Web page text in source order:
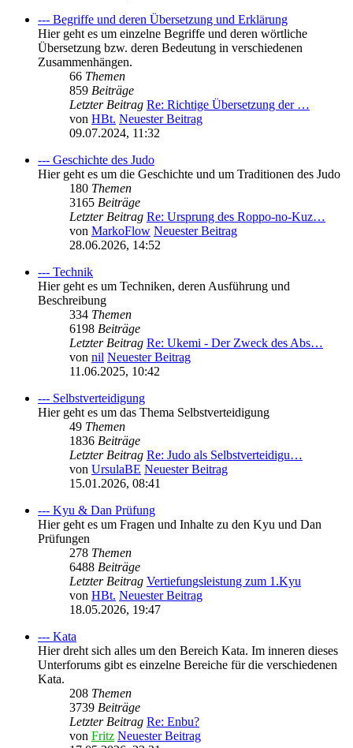
--- Begriffe und deren Übersetzung und Erklärung
Hier geht es um einzelne Begriffe und deren wörtliche
Übersetzung bzw. deren Bedeutung in verschiedenen
Zusammenhängen.
66 Themen
859 Beiträge
Letzter Beitrag Re: Richtige Übersetzung der …
von HBt. Neuester Beitrag
09.07.2024, 11:32
--- Geschichte des Judo
Hier geht es um die Geschichte und um Traditionen des Judo
180 Themen
3165 Beiträge
Letzter Beitrag Re: Ursprung des Roppo-no-Kuz…
von MarkoFlow Neuester Beitrag
28.06.2026, 14:52
--- Technik
Hier geht es um Techniken, deren Ausführung und
Beschreibung
334 Themen
6198 Beiträge
Letzter Beitrag Re: Ukemi - Der Zweck des Abs…
von nil Neuester Beitrag
11.06.2025, 10:42
--- Selbstverteidigung
Hier geht es um das Thema Selbstverteidigung
49 Themen
1836 Beiträge
Letzter Beitrag Re: Judo als Selbstverteidigu…
von UrsulaBE Neuester Beitrag
15.01.2026, 08:41
--- Kyu & Dan Prüfung
Hier geht es um Fragen und Inhalte zu den Kyu und Dan
Prüfungen
278 Themen
6488 Beiträge
Letzter Beitrag Vertiefungsleistung zum 1.Kyu
von HBt. Neuester Beitrag
18.05.2026, 19:47
--- Kata
Hier dreht sich alles um den Bereich Kata. Im inneren dieses
Unterforums gibt es einzelne Bereiche für die verschiedenen
Kata.
208 Themen
3739 Beiträge
Letzter Beitrag Re: Enbu?
von Fritz Neuester Beitrag